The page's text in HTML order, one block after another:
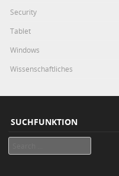
Security
Tablet
Windows
Wissenschaftliches
SUCHFUNKTION